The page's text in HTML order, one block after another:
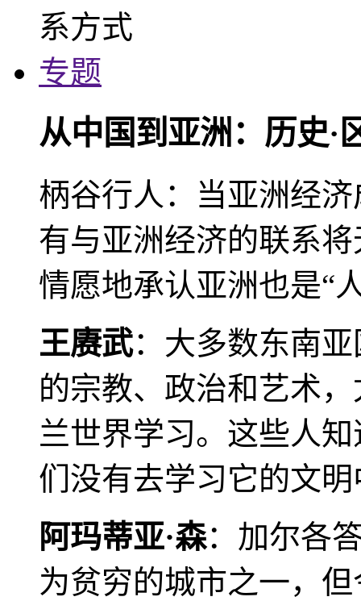
专题
从中国到亚洲：历史·
柄谷行人：当亚洲经
有与亚洲经济的联系
情愿地承认亚洲也是“
王赓武：大多数东南
的宗教、政治和艺术
兰世界学习。这些人
们没有去学习它的文
阿玛蒂亚·森：加尔各
为贫穷的城市之一，